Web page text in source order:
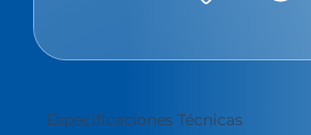
Especificaciones Técnicas